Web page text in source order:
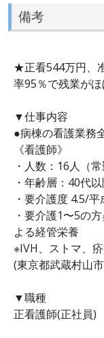
備考
★正看544万円、
率95％で残業が
▼仕事内容
●病棟の看護業務
《看護師》
・人数：16人（
・年齢層：40代
・要介護度 4.5/
・要介護1〜5の
よる経管栄養
※IVH、ストマ、
(東京都武蔵村山
▼職種
正看護師(正社員)